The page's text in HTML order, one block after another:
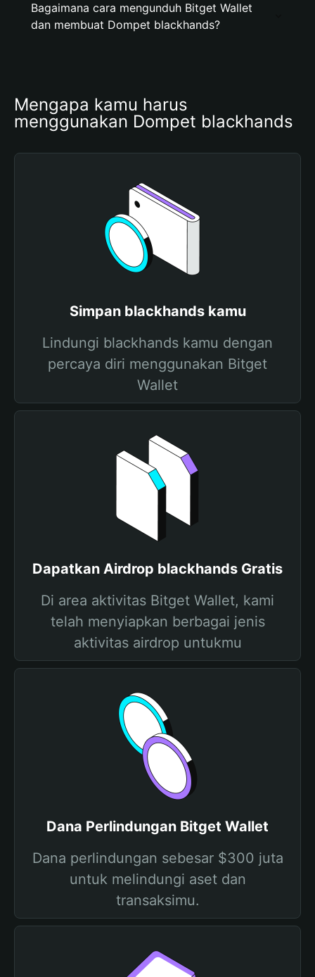
Bagaimana cara mengunduh Bitget Wallet
dan membuat Dompet blackhands?
Mengapa kamu harus
menggunakan Dompet blackhands
Simpan blackhands kamu
Lindungi blackhands kamu dengan
percaya diri menggunakan Bitget
Wallet
Dapatkan Airdrop blackhands Gratis
Di area aktivitas Bitget Wallet, kami
telah menyiapkan berbagai jenis
aktivitas airdrop untukmu
Dana Perlindungan Bitget Wallet
Dana perlindungan sebesar $300 juta
untuk melindungi aset dan
transaksimu.